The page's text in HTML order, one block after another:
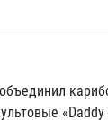
объединил